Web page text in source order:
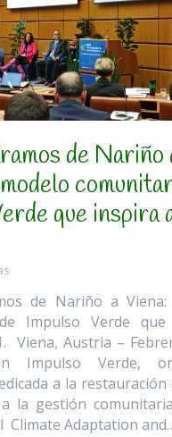
de Nariño
que inspira
de Nariño a
Impulso Verde
Viena, Austria –
Impulso Verde,
a la restauración
la gestión
Climate Adaptation